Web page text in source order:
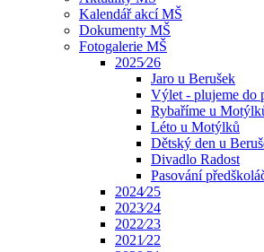
Kalendář akcí MŠ
Dokumenty MŠ
Fotogalerie MŠ
2025⁄26
Jaro u Berušek
Výlet - plujeme do
Rybaříme u
Léto u Motýlků
Dětský den u
Divadlo Radost
Pasování
2024⁄25
2023⁄24
2022⁄23
2021⁄22